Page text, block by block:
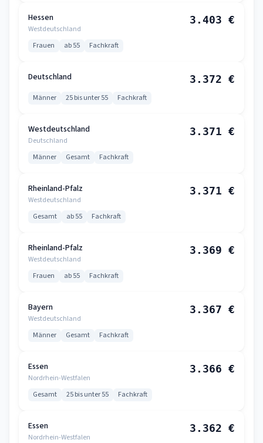
Hessen
Westdeutschland
3.403 €
Frauen ab 55 Fachkraft
Deutschland 3.372 €
Männer 25 bis unter 55 Fachkraft
Westdeutschland
Deutschland
3.371 €
Männer Gesamt Fachkraft
Rheinland-Pfalz
Westdeutschland
3.371 €
Gesamt ab 55 Fachkraft
Rheinland-Pfalz
Westdeutschland
3.369 €
Frauen ab 55 Fachkraft
Bayern
Westdeutschland
3.367 €
Männer Gesamt Fachkraft
Essen
Nordrhein-Westfalen
3.366 €
Gesamt 25 bis unter 55 Fachkraft
Essen
Nordrhein-Westfalen
3.362 €